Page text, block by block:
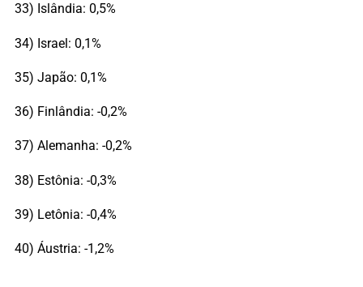
33) Islândia: 0,5%
34) Israel: 0,1%
35) Japão: 0,1%
36) Finlândia: -0,2%
37) Alemanha: -0,2%
38) Estônia: -0,3%
39) Letônia: -0,4%
40) Áustria: -1,2%